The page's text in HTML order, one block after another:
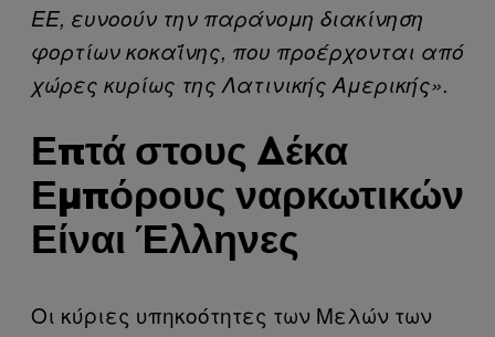
ΕΕ, ευνοούν την παράνομη διακίνηση
φορτίων κοκαΐνης, που προέρχονται από
χώρες κυρίως της Λατινικής Αμερικής».
Επτά στους Δέκα
Εμπόρους ναρκωτικών
Είναι Έλληνες
Οι κύριες υπηκοότητες των Μελών των